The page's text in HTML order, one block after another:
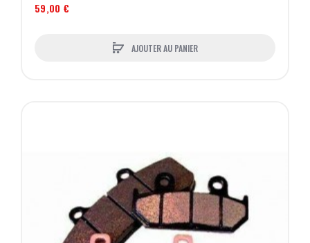
59,00 €
AJOUTER AU PANIER